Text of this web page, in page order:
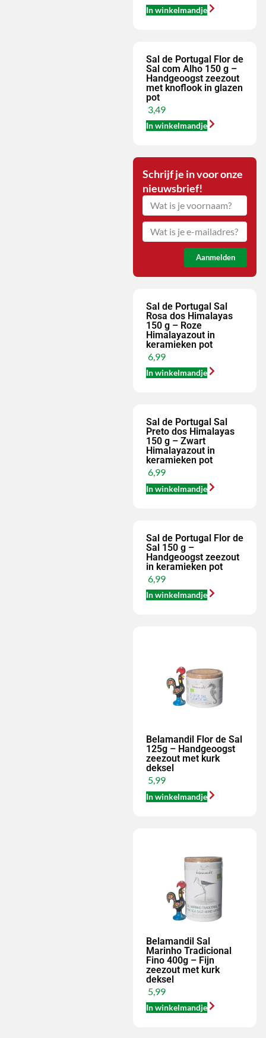
In winkelmandje
Sal de Portugal Flor de
Sal com Alho 150 g –
Handgeoogst zeezout
met knoflook in glazen
pot
3,49
In winkelmandje
Schrijf je in voor onze
nieuwsbrief!
Aanmelden
Sal de Portugal Sal
Rosa dos Himalayas
150 g – Roze
Himalayazout in
keramieken pot
6,99
In winkelmandje
Sal de Portugal Sal
Preto dos Himalayas
150 g – Zwart
Himalayazout in
keramieken pot
6,99
In winkelmandje
Sal de Portugal Flor de
Sal 150 g –
Handgeoogst zeezout
in keramieken pot
6,99
In winkelmandje
Belamandil Flor de Sal
125g – Handgeoogst
zeezout met kurk
deksel
5,99
In winkelmandje
Belamandil Sal
Marinho Tradicional
Fino 400g – Fijn
zeezout met kurk
deksel
5,99
In winkelmandje